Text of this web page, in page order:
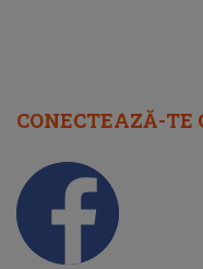
CONECTEAZĂ-TE